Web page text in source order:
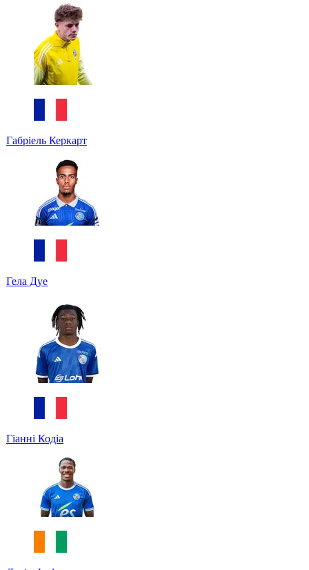
Габріель Керкарт
Гела Дуе
Гіанні Кодіа